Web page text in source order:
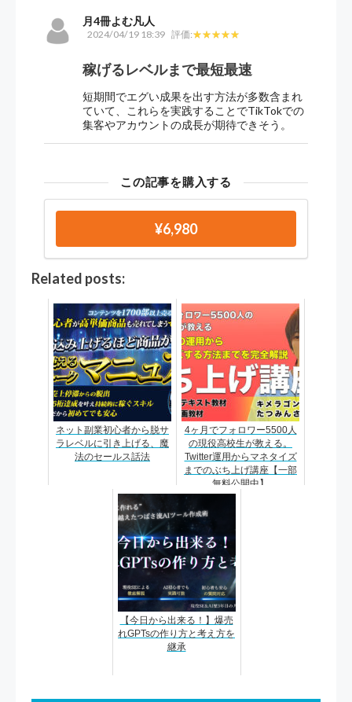
月4冊よむ凡人
2024/04/19 18:39 評価:
稼げるレベルまで最短最速
短期間でエグい成果を出す方法が多数含まれ
ていて、これらを実践することでTikTokでの
集客やアカウントの成長が期待できそう。
この記事を購入する
¥6,980
Related posts:
ネット副業初心者から脱サ
ラレベルに引き上げる、魔
法のセールス話法
4ヶ月でフォロワー5500人
の現役高校生が教える。
Twitter運用からマネタイズ
までのぶち上げ講座【一部
無料公開中】
【今日から出来る！】爆売
れGPTsの作り方と考え方を
継承